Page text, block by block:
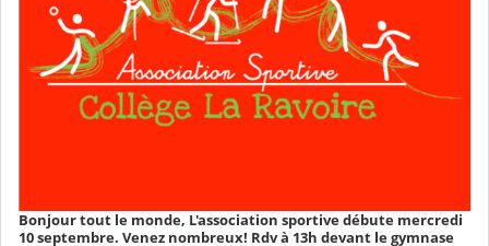
Bonjour tout le monde, L'association sportive débute mercredi
10 septembre. Venez nombreux! Rdv à 13h devant le gymnase